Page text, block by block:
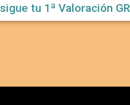
tu 1ª Valoración